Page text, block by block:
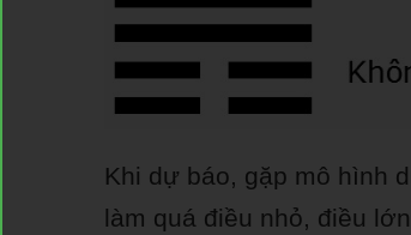
Khi dự báo, gặp mô hình
làm quá điều nhỏ, điều